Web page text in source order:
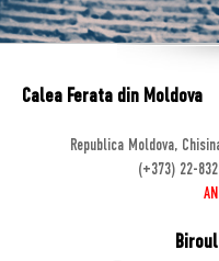
Calea Ferata din Moldova
Republica Moldova,
(+373) 22-